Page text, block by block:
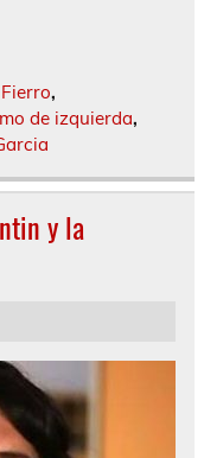
,
de izquierda,
y la